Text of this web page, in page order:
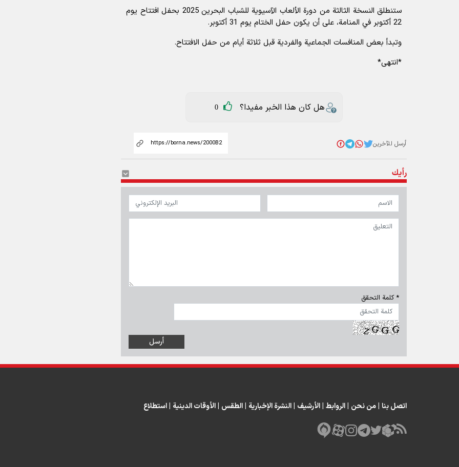
ستنطلق النسخة الثالثة من دورة الألعاب الآسيوية للشباب البحرين 2025 بحفل افتتاح يوم
22 أكتوبر في المنامة، على أن يكون حفل الختام يوم 31 أكتوبر.
وتبدأ بعض المنافسات الجماعية والفردية قبل ثلاثة أيام من حفل الافتتاح.
*انتهى*
هل كان هذا الخبر مفيدا؟ 0
أرسل للآخرين
رأيك
* كلمة التحقق
اتصل بنا من نحن الروابط الأرشيف النشرة الإخبارية الطقس الأوقات الدينية استطلاع